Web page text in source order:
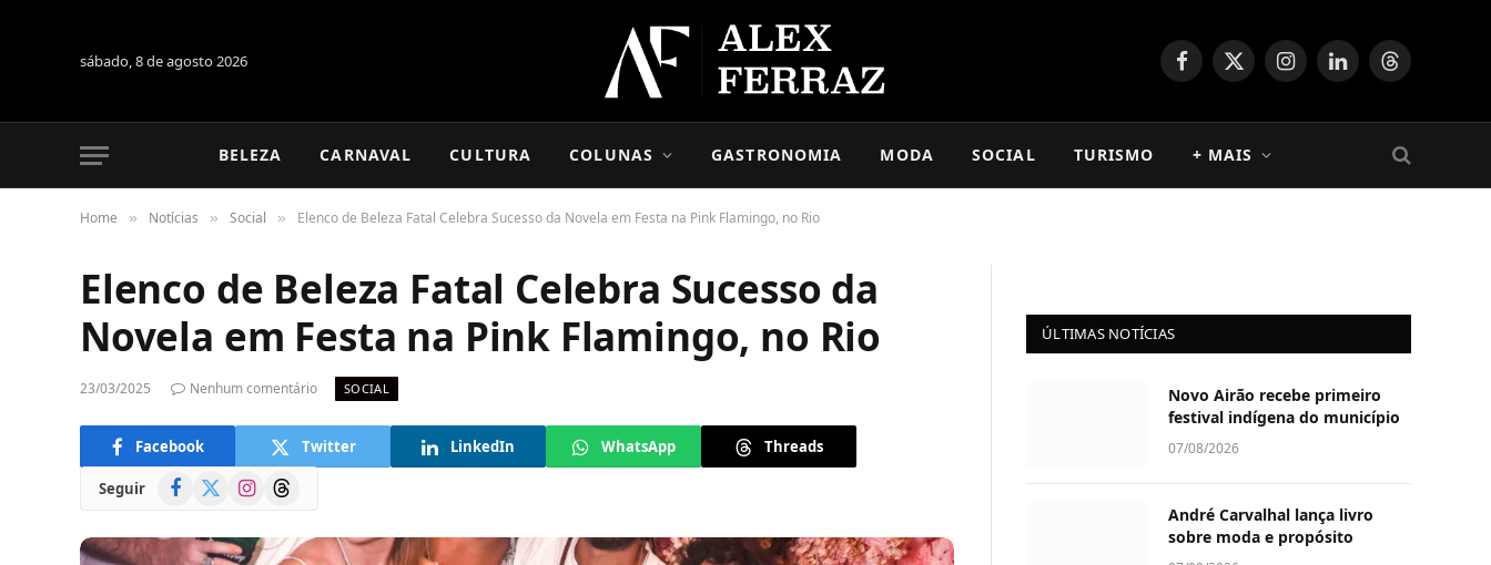
sábado, 8 de agosto 2026 Facebook
X
InstagramLinkedInThreads
BELEZA CARNAVAL CULTURA COLUNAS GASTRONOMIA MODA SOCIAL TURISMO + MAIS
Home » Notícias » Social » Elenco de Beleza Fatal Celebra Sucesso da Novela em Festa na Pink Flamingo, no Rio
Elenco de Beleza Fatal Celebra Sucesso da
Novela em Festa na Pink Flamingo, no Rio
23/03/2025 Nenhum comentário SOCIAL
Facebook Twitter LinkedIn WhatsApp Threads
Seguir Facebook
(Twitter)
InstagramThreads
ÚLTIMAS NOTÍCIAS
Novo Airão recebe primeiro
festival indígena do município
07/08/2026
André Carvalhal lança livro
sobre moda e propósito